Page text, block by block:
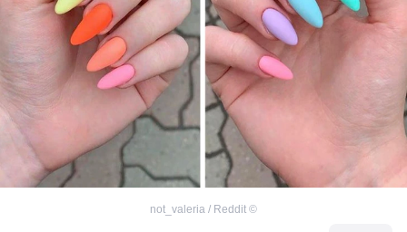
©
not_valeria / Reddit